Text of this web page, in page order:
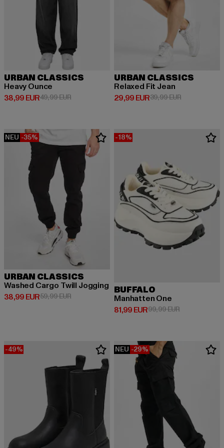
URBAN CLASSICS
Heavy Ounce
38,99 EUR
Derzeitiger Preis: 38,99 EUR
49,99 EURAktionspreis: 49,99 EUR
URBAN CLASSICS
Relaxed Fit Jean
29,99 EUR
Derzeitiger Preis: 29,99 EUR
39,99 EURAktionspreis:
NEU -35%
URBAN CLASSICS
Washed Cargo Twill Jogging
38,99 EUR
Derzeitiger Preis: 38,99 EUR
59,99 EURAktionspreis: 59,99 EUR
-18%
BUFFALO
Manhatten One
81,99 EUR
Derzeitiger Preis: 81,99 EUR
99,99 EURAktionspreis:
-49% NEU -29%